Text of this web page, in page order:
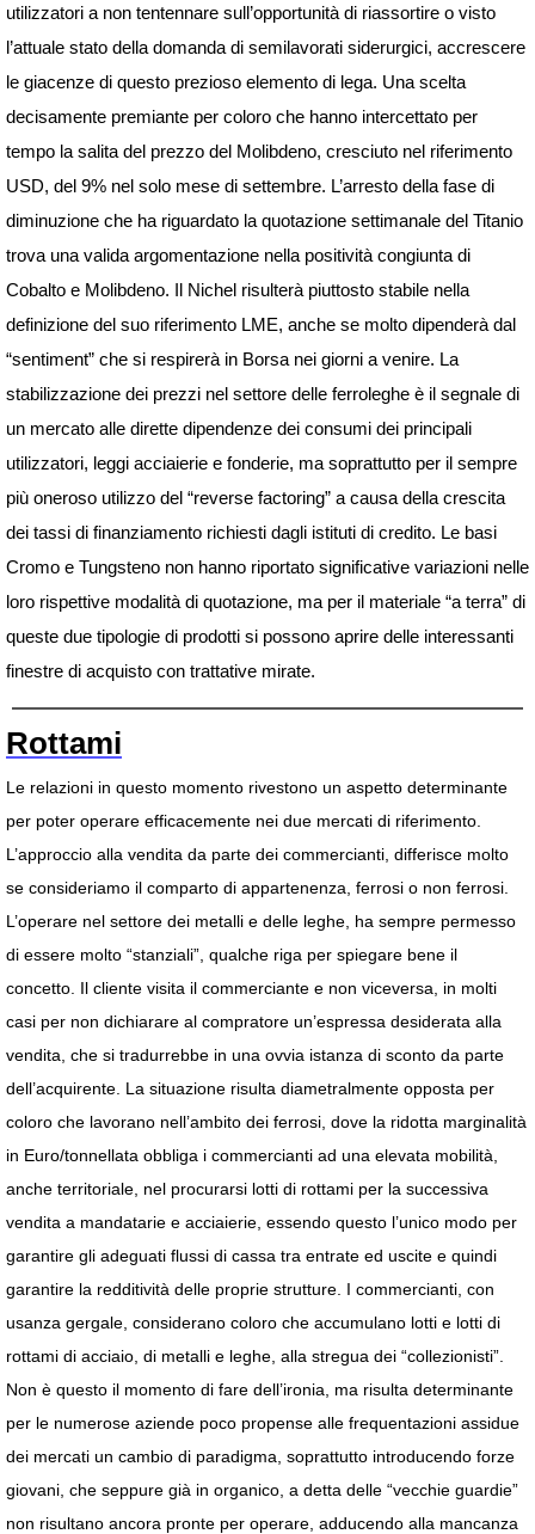
utilizzatori a non tentennare sull’opportunità di riassortire o visto
l’attuale stato della domanda di semilavorati siderurgici, accrescere
le giacenze di questo prezioso elemento di lega. Una scelta
decisamente premiante per coloro che hanno intercettato per
tempo la salita del prezzo del Molibdeno, cresciuto nel riferimento
USD, del 9% nel solo mese di settembre. L’arresto della fase di
diminuzione che ha riguardato la quotazione settimanale del Titanio
trova una valida argomentazione nella positività congiunta di
Cobalto e Molibdeno. Il Nichel risulterà piuttosto stabile nella
definizione del suo riferimento LME, anche se molto dipenderà dal
“sentiment” che si respirerà in Borsa nei giorni a venire. La
stabilizzazione dei prezzi nel settore delle ferroleghe è il segnale di
un mercato alle dirette dipendenze dei consumi dei principali
utilizzatori, leggi acciaierie e fonderie, ma soprattutto per il sempre
più oneroso utilizzo del “reverse factoring” a causa della crescita
dei tassi di finanziamento richiesti dagli istituti di credito. Le basi
Cromo e Tungsteno non hanno riportato significative variazioni nelle
loro rispettive modalità di quotazione, ma per il materiale “a terra” di
queste due tipologie di prodotti si possono aprire delle interessanti
finestre di acquisto con trattative mirate.
Rottami
Le relazioni in questo momento rivestono un aspetto determinante
per poter operare efficacemente nei due mercati di riferimento.
L’approccio alla vendita da parte dei commercianti, differisce molto
se consideriamo il comparto di appartenenza, ferrosi o non ferrosi.
L’operare nel settore dei metalli e delle leghe, ha sempre permesso
di essere molto “stanziali”, qualche riga per spiegare bene il
concetto. Il cliente visita il commerciante e non viceversa, in molti
casi per non dichiarare al compratore un’espressa desiderata alla
vendita, che si tradurrebbe in una ovvia istanza di sconto da parte
dell’acquirente. La situazione risulta diametralmente opposta per
coloro che lavorano nell’ambito dei ferrosi, dove la ridotta marginalità
in Euro/tonnellata obbliga i commercianti ad una elevata mobilità,
anche territoriale, nel procurarsi lotti di rottami per la successiva
vendita a mandatarie e acciaierie, essendo questo l’unico modo per
garantire gli adeguati flussi di cassa tra entrate ed uscite e quindi
garantire la redditività delle proprie strutture. I commercianti, con
usanza gergale, considerano coloro che accumulano lotti e lotti di
rottami di acciaio, di metalli e leghe, alla stregua dei “collezionisti”.
Non è questo il momento di fare dell’ironia, ma risulta determinante
per le numerose aziende poco propense alle frequentazioni assidue
dei mercati un cambio di paradigma, soprattutto introducendo forze
giovani, che seppure già in organico, a detta delle “vecchie guardie”
non risultano ancora pronte per operare, adducendo alla mancanza